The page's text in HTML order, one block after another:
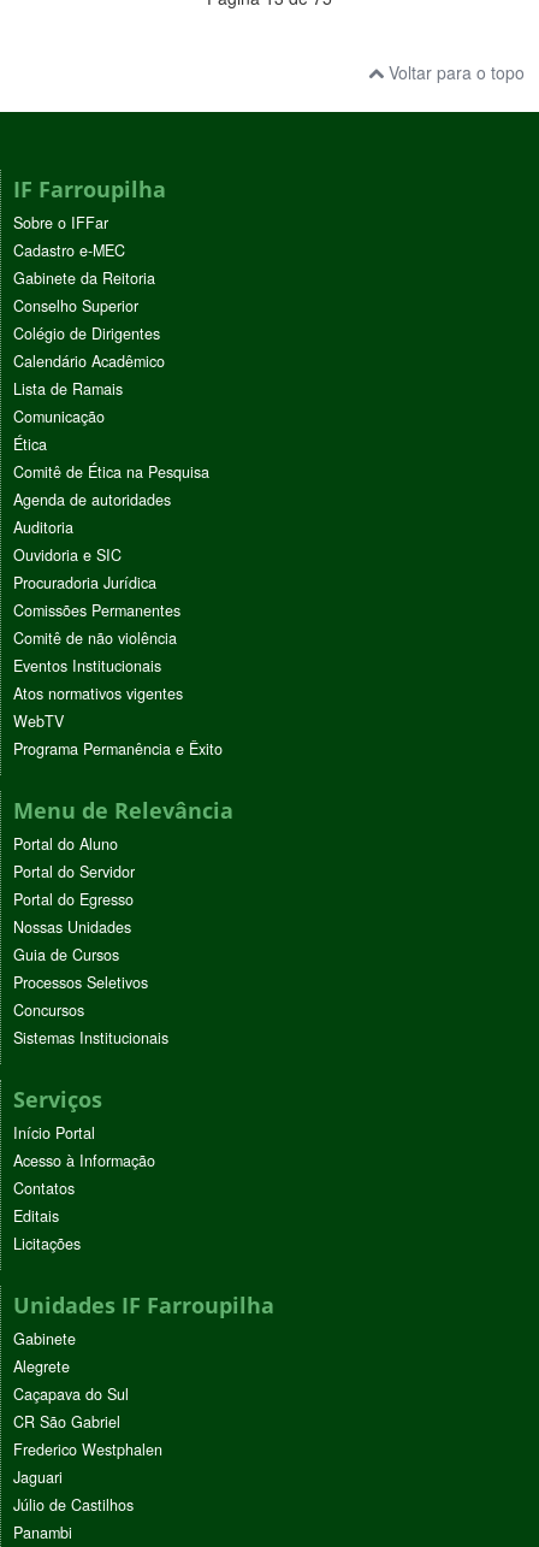
Voltar para o topo
IF Farroupilha
Sobre o IFFar
Cadastro e-MEC
Gabinete da Reitoria
Conselho Superior
Colégio de Dirigentes
Calendário Acadêmico
Lista de Ramais
Comunicação
Ética
Comitê de Ética na Pesquisa
Agenda de autoridades
Auditoria
Ouvidoria e SIC
Procuradoria Jurídica
Comissões Permanentes
Comitê de não violência
Eventos Institucionais
Atos normativos vigentes
WebTV
Programa Permanência e Êxito
Menu de Relevância
Portal do Aluno
Portal do Servidor
Portal do Egresso
Nossas Unidades
Guia de Cursos
Processos Seletivos
Concursos
Sistemas Institucionais
Serviços
Início Portal
Acesso à Informação
Contatos
Editais
Licitações
Unidades IF Farroupilha
Gabinete
Alegrete
Caçapava do Sul
CR São Gabriel
Frederico Westphalen
Jaguari
Júlio de Castilhos
Panambi